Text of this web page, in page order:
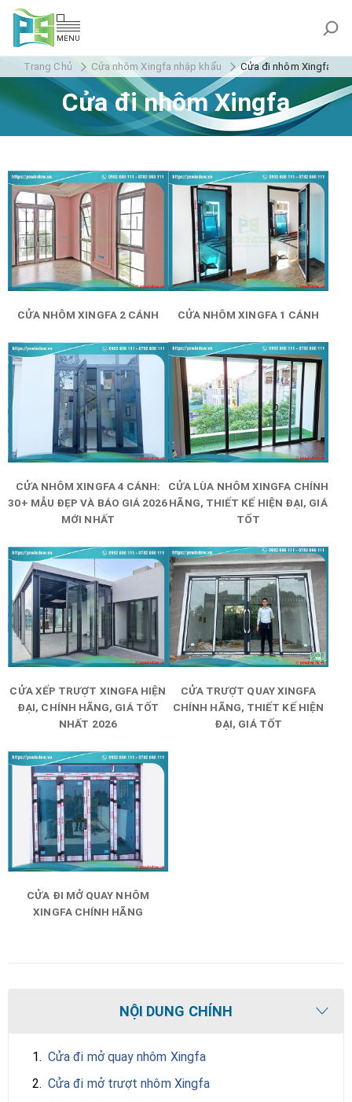
MENU
Trang Chủ Cửa nhôm Xingfa nhập khẩu Cửa đi nhôm Xingfa
Cửa đi nhôm Xingfa
CỬA NHÔM XINGFA 2 CÁNH CỬA NHÔM XINGFA 1 CÁNH
CỬA NHÔM XINGFA 4 CÁNH:
30+ MẪU ĐẸP VÀ BÁO GIÁ 2026
MỚI NHẤT
CỬA LÙA NHÔM XINGFA CHÍNH
HÃNG, THIẾT KẾ HIỆN ĐẠI, GIÁ
TỐT
CỬA XẾP TRƯỢT XINGFA HIỆN
ĐẠI, CHÍNH HÃNG, GIÁ TỐT
NHẤT 2026
CỬA TRƯỢT QUAY XINGFA
CHÍNH HÃNG, THIẾT KẾ HIỆN
ĐẠI, GIÁ TỐT
CỬA ĐI MỞ QUAY NHÔM
XINGFA CHÍNH HÃNG
NỘI DUNG CHÍNH
1. Cửa đi mở quay nhôm Xingfa
2. Cửa đi mở trượt nhôm Xingfa